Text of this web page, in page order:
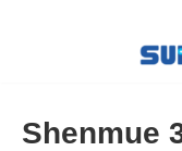
conteúdo
Shenmue